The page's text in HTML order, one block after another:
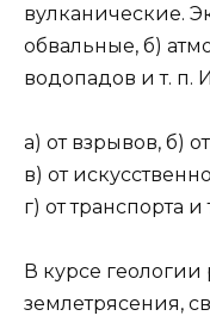
вулканические.
обвальные, б)
водопадов и т. п.
а) от взрывов, б)
в) от
г) от транспорта и
В курсе геологии
землетрясения,